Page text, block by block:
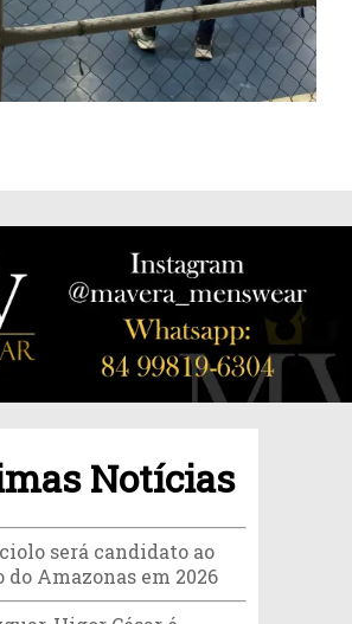
Notícias
será candidato ao
do Amazonas em 2026